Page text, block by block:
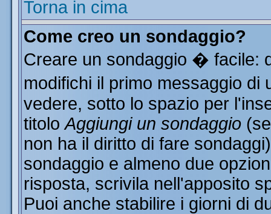
Torna in cima
Come creo un sondaggio?
Creare un sondaggio � facile:
modifichi il primo messaggio
vedere, sotto lo spazio per
titoloAggiungi un sondaggio
non ha il diritto di fare
sondaggio e almeno due
risposta, scrivila nell'apposito
Puoi anche stabilire i giorni di